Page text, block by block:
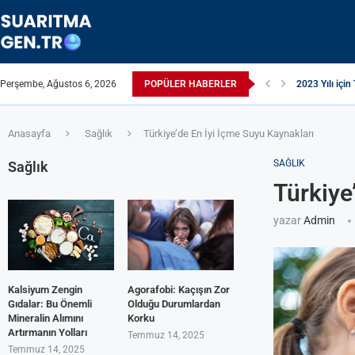
Perşembe, Ağustos 6, 2026 POPÜLER HABERLER Suyun TDS
Anasayfa Sağlık Türkiye’de En İyi İçme Suyu Kaynakları
SAĞLIK
yazarAdmin
Sağlık
Kalsiyum Zengin
Gıdalar: Bu Önemli
Mineralin Alımını
Artırmanın Yolları
Temmuz 14, 2025
Agorafobi: Kaçışın Zor
Olduğu Durumlardan
Korku
Temmuz 14, 2025